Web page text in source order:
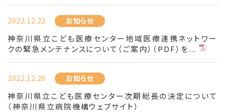
2022.12.23 お知らせ
神奈川県立こども医療センター地域医療連携ネットワー
クの緊急メンテナンスについて（ご案内）（PDF）を...
2022.12.20 お知らせ
神奈川県立こども医療センター次期総長の決定について
（神奈川県立病院機構ウェブサイト）